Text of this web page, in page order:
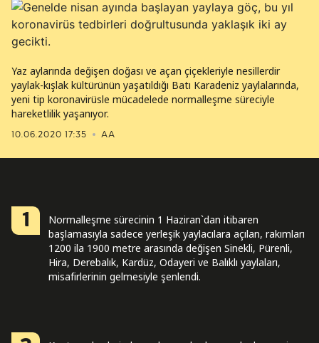
10.06.2020 17:35 AA
Yaz aylarında değişen doğası ve açan çiçekleriyle nesillerdir
yaylak-kışlak kültürünün yaşatıldığı Batı Karadeniz yaylalarında,
yeni tip koronavirüsle mücadelede normalleşme süreciyle
hareketlilik yaşanıyor.
1
Normalleşme sürecinin 1 Haziran`dan itibaren
başlamasıyla sadece yerleşik yaylacılara açılan, rakımları
1200 ila 1900 metre arasında değişen Sinekli, Pürenli,
Hira, Derebalık, Kardüz, Odayeri ve Balıklı yaylaları,
misafirlerinin gelmesiyle şenlendi.